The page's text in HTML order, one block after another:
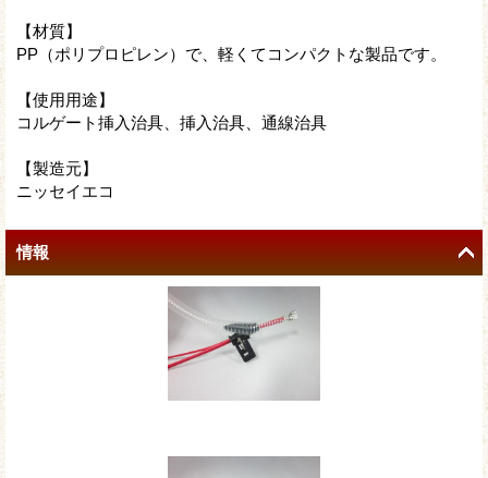
【材質】
PP（ポリプロピレン）で、軽くてコンパクトな製品です。
【使用用途】
コルゲート挿入治具、挿入治具、通線治具
【製造元】
ニッセイエコ
情報